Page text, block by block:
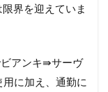
界を迎えていま
アンキ⇛サーヴ
に加え、通勤に